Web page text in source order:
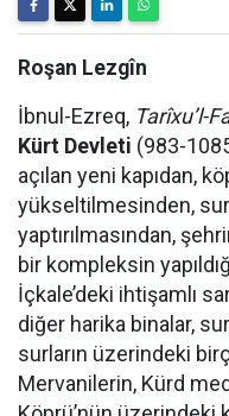
Roşan Lezgîn
İbnul-Ezreq, Tarîxu’l-
Kürt Devleti (983-
açılan yeni kapıdan,
yükseltilmesinden,
yaptırılmasından,
bir kompleksin
İçkale’deki ihtişamlı
diğer harika binalar,
surların üzerindeki
Mervanilerin, Kürd